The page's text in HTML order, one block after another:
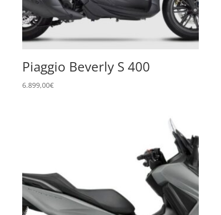
Piaggio Beverly S 400
6.899,00€